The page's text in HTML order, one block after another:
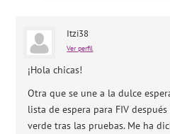
Itzi38
Ver perfil
¡Hola chicas!
Otra que se une a la dulce
lista de espera para FIV
verde tras las pruebas. Me ha